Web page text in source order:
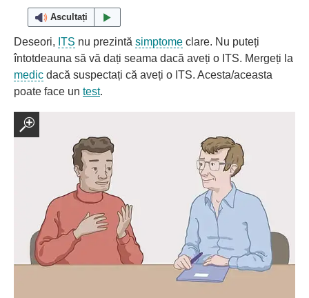
Ascultați
Deseori, ITS nu prezintă simptome clare. Nu puteți
întotdeauna să vă dați seama dacă aveți o ITS. Mergeți la
medic dacă suspectați că aveți o ITS. Acesta/aceasta
poate face un test.